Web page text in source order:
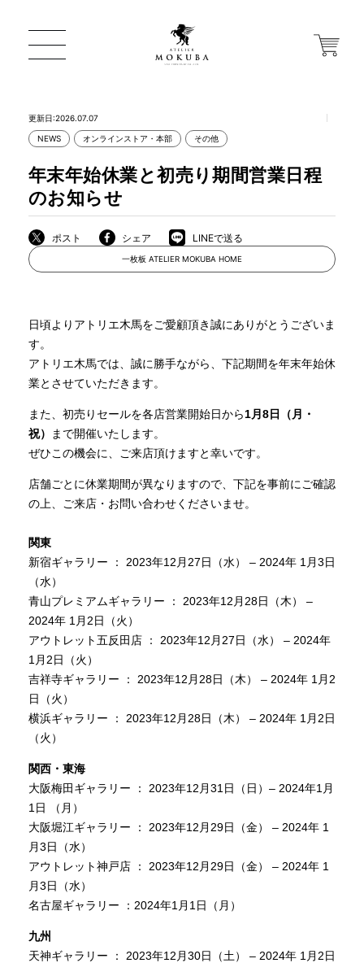
一枚板 ATELIER MOKUBA HOME
MOKUBA について
商品情報
直営店
イベント
WEBカタログ
全商品一覧
新入荷情報
納品事例
INFORMATION
MOKUBA CHANNEL
よくあるご質問
お問い合わせ
更新日:2026.07.07
NEWS オンラインストア・本部 その他
年末年始休業と初売り期間営業日程
のお知らせ
ポスト シェア LINEで送る
一枚板 ATELIER MOKUBA HOME
日頃よりアトリエ木馬をご愛顧頂き誠にありがとうございま
す。
アトリエ木馬では、誠に勝手ながら、下記期間を年末年始休
業とさせていただきます。
また、初売りセールを各店営業開始日から1月8日（月・
祝）
まで開催いたします。
ぜひこの機会に、ご来店頂けますと幸いです。
店舗ごとに休業期間が異なりますので、下記を事前にご確認
の上、ご来店・お問い合わせくださいませ。
関東
新宿ギャラリー ： 2023年12月27日（水） – 2024年 1月3日
（水）
青山プレミアムギャラリー ： 2023年12月28日（木） –
2024年 1月2日（火）
アウトレット五反田店 ： 2023年12月27日（水） – 2024年
1月2日（火）
吉祥寺ギャラリー ： 2023年12月28日（木） – 2024年 1月2
日（火）
横浜ギャラリー ： 2023年12月28日（木） – 2024年 1月2日
（火）
関西・東海
大阪梅田ギャラリー ： 2023年12月31日（日）– 2024年1月
1日 （月）
大阪堀江ギャラリー ： 2023年12月29日（金） – 2024年 1
月3日（水）
アウトレット神戸店 ： 2023年12月29日（金） – 2024年 1
月3日（水）
名古屋ギャラリー ：2024年1月1日（月）
九州
天神ギャラリー ： 2023年12月30日（土） – 2024年 1月2日